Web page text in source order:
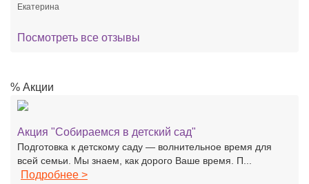
Екатерина
Посмотреть все отзывы
% Акции
Акция "Собираемся в детский сад"
Подготовка к детскому саду — волнительное время для
всей семьи. Мы знаем, как дорого Ваше время. П...
Подробнее >